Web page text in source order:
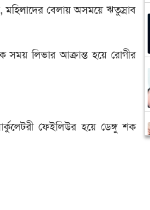
মহিলাদের বেলায় অসময়ে ঋতুস্রাব
সময় লিভার আক্রান্ত হয়ে রোগীর
ফেইলিউর হয়ে ডেঙ্গু শক